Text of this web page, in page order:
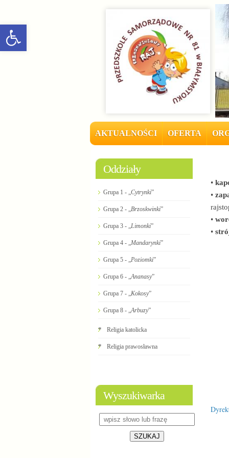
rozwiń/zwiń panel
AKTUALNOŚCI OFERTA
Oddziały
Grupa 1 - „Cytrynki”
Grupa 2 - „Brzoskwinki”
Grupa 3 - „Limonki”
Grupa 4 - „Mandarynki”
Grupa 5 - „Poziomki”
Grupa 6 - „Ananasy”
Grupa 7 - „Kokosy”
Grupa 8 - „Arbuzy”
* Religia katolicka
* Religia prawosławna
Wyszukiwarka
SZUKAJ
•
•
•
•